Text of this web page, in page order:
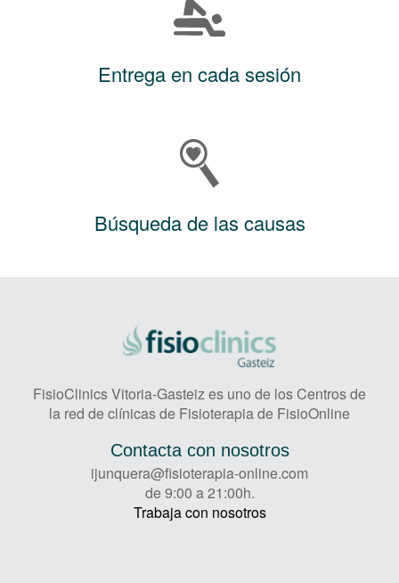
Entrega en cada sesión
Búsqueda de las causas
FisioClinics Vitoria-Gasteiz es uno de los Centros de
la red de clínicas de Fisioterapia de FisioOnline
Contacta con nosotros
ijunquera@fisioterapia-online.com
de 9:00 a 21:00h.
Trabaja con nosotros